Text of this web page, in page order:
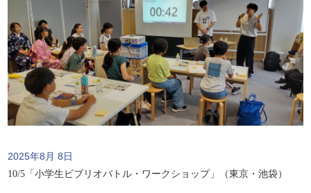
2025年8月 8日
10/5「小学生ビブリオバトル・ワークショップ」（東京・池袋）